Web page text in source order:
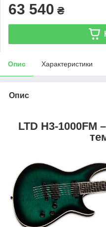
63 540 ₴
Опис Характеристики
Опис
LTD H3-1000FM